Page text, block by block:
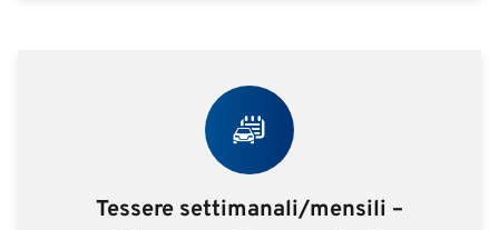
Tessere settimanali/mensili –